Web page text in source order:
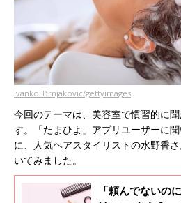
Ivanko_Brnjakovic/gettyimages
今回のテーマは、美容室で慣習的に
す。「たまひよ」アプリユーザーに
に、人気ヘアスタイリストの水野香
いてみました。
「頼んでないの